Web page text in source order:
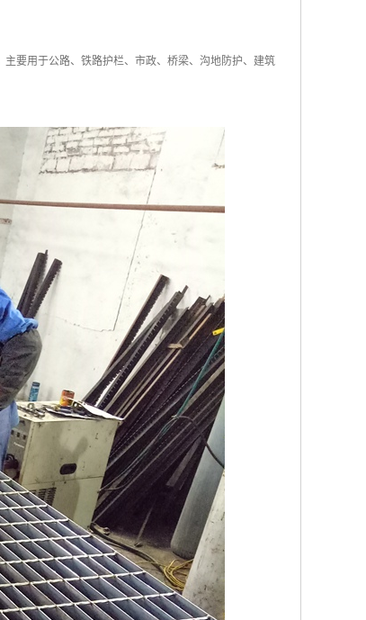
要用于公路、铁路护栏、市政、桥梁、沟地防护、建筑